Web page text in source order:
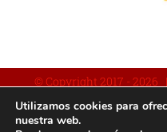
© Copyright 2017 - 2026
Utilizamos cookies para
nuestra web.